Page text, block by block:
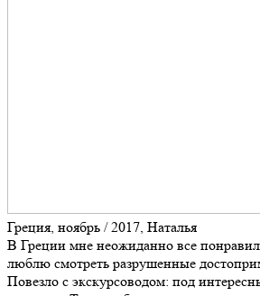
Греция, ноябрь / 2017, Наталья
В Греции мне неожиданно все
люблю смотреть разрушенные
Повезло с экскурсоводом: под